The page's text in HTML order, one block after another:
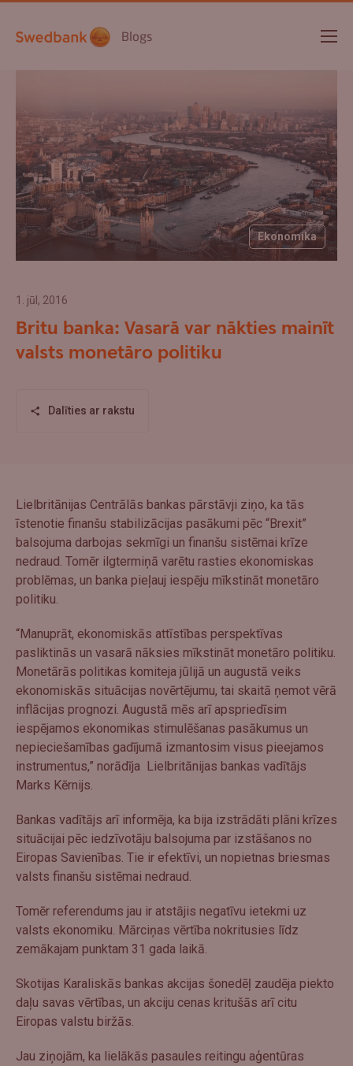
Blogs
Ekonomika
1. jūl, 2016
Britu banka: Vasarā var nākties mainīt
valsts monetāro politiku
Dalīties ar rakstu
Lielbritānijas Centrālās bankas pārstāvji ziņo, ka tās
īstenotie finanšu stabilizācijas pasākumi pēc “Brexit”
balsojuma darbojas sekmīgi un finanšu sistēmai krīze
nedraud. Tomēr ilgtermiņā varētu rasties ekonomiskas
problēmas, un banka pieļauj iespēju mīkstināt monetāro
politiku.
“Manuprāt, ekonomiskās attīstības perspektīvas
pasliktinās un vasarā nāksies mīkstināt monetāro politiku.
Monetārās politikas komiteja jūlijā un augustā veiks
ekonomiskās situācijas novērtējumu, tai skaitā ņemot vērā
inflācijas prognozi. Augustā mēs arī apspriedīsim
iespējamos ekonomikas stimulēšanas pasākumus un
nepieciešamības gadījumā izmantosim visus pieejamos
instrumentus,” norādīja Lielbritānijas bankas vadītājs
Marks Kērnijs.
Bankas vadītājs arī informēja, ka bija izstrādāti plāni krīzes
situācijai pēc iedzīvotāju balsojuma par izstāšanos no
Eiropas Savienības. Tie ir efektīvi, un nopietnas briesmas
valsts finanšu sistēmai nedraud.
Tomēr referendums jau ir atstājis negatīvu ietekmi uz
valsts ekonomiku. Mārciņas vērtība nokritusies līdz
zemākajam punktam 31 gada laikā.
Skotijas Karaliskās bankas akcijas šonedēļ zaudēja piekto
daļu savas vērtības, un akciju cenas kritušās arī citu
Eiropas valstu biržās.
Jau ziņojām, ka lielākās pasaules reitingu aģentūras